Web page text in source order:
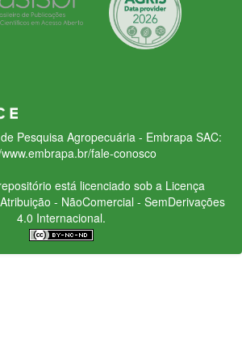
Pesquisa Agropecuária - Embrapa SAC:
fale-conosco
está licenciado sob a Licença
- NãoComercial - SemDerivações
4.0 Internacional.